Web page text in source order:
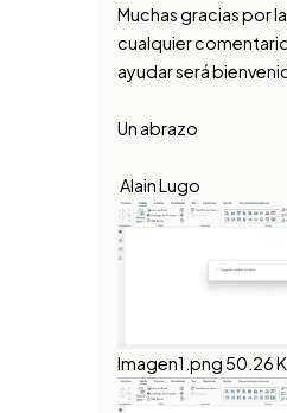
Muchas gracias por
cualquier
ayudar será
Un abrazo
Alain Lugo
Imagen1.png 50.26